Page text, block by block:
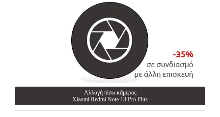
Αλλαγή πίσω κάμερας
Xiaomi Redmi Note 13 Pro Plus